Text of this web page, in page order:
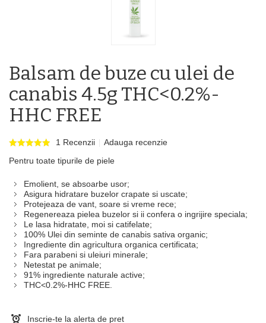
Balsam de buze cu ulei de
canabis 4.5g THC<0.2%-
HHC FREE
1 Recenzii
Adauga recenzie
Pentru toate tipurile de piele
Emolient, se absoarbe usor;
Asigura hidratare buzelor crapate si uscate;
Protejeaza de vant, soare si vreme rece;
Regenereaza pielea buzelor si ii confera o ingrijire speciala;
Le lasa hidratate, moi si catifelate;
100% Ulei din seminte de canabis sativa organic;
Ingrediente din agricultura organica certificata;
Fara parabeni si uleiuri minerale;
Netestat pe animale;
91% ingrediente naturale active;
THC<0.2%-HHC FREE.
Inscrie-te la alerta de pret